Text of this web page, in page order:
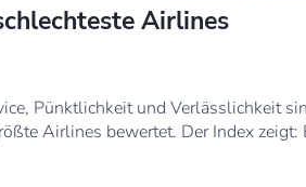
Airlines
Pünktlichkeit und Verlässlichkeit
Airlines bewertet. Der Index zeigt: